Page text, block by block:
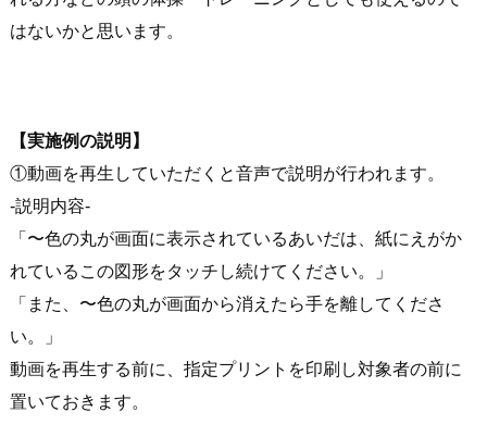
はないかと思います。
【実施例の説明】
①動画を再生していただくと音声で説明が行われます。
-説明内容-
「〜色の丸が画面に表示されているあいだは、紙にえがか
れているこの図形をタッチし続けてください。」
「また、〜色の丸が画面から消えたら手を離してくださ
い。」
動画を再生する前に、指定プリントを印刷し対象者の前に
置いておきます。